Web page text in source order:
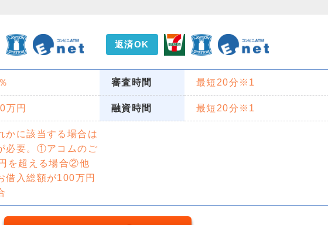
返済OK
審査時間 最短20分※1
万円 融資時間 最短20分※1
かに該当する場合は
必要。①アコムのご
を超える場合②他
借入総額が100万円